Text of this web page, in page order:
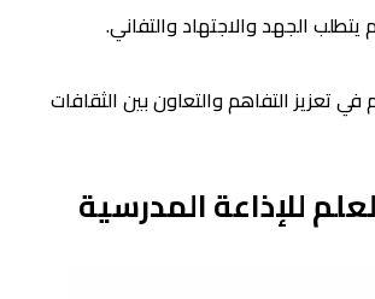
يتطلب الجهد والاجتهاد والتفاني.
تعزيز التفاهم والتعاون بين الثقافات
للإذاعة المدرسية